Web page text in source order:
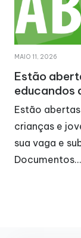
MAIO 11, 2026
Estão
educandos
Estão
crianças e
sua vaga e
Documentos…